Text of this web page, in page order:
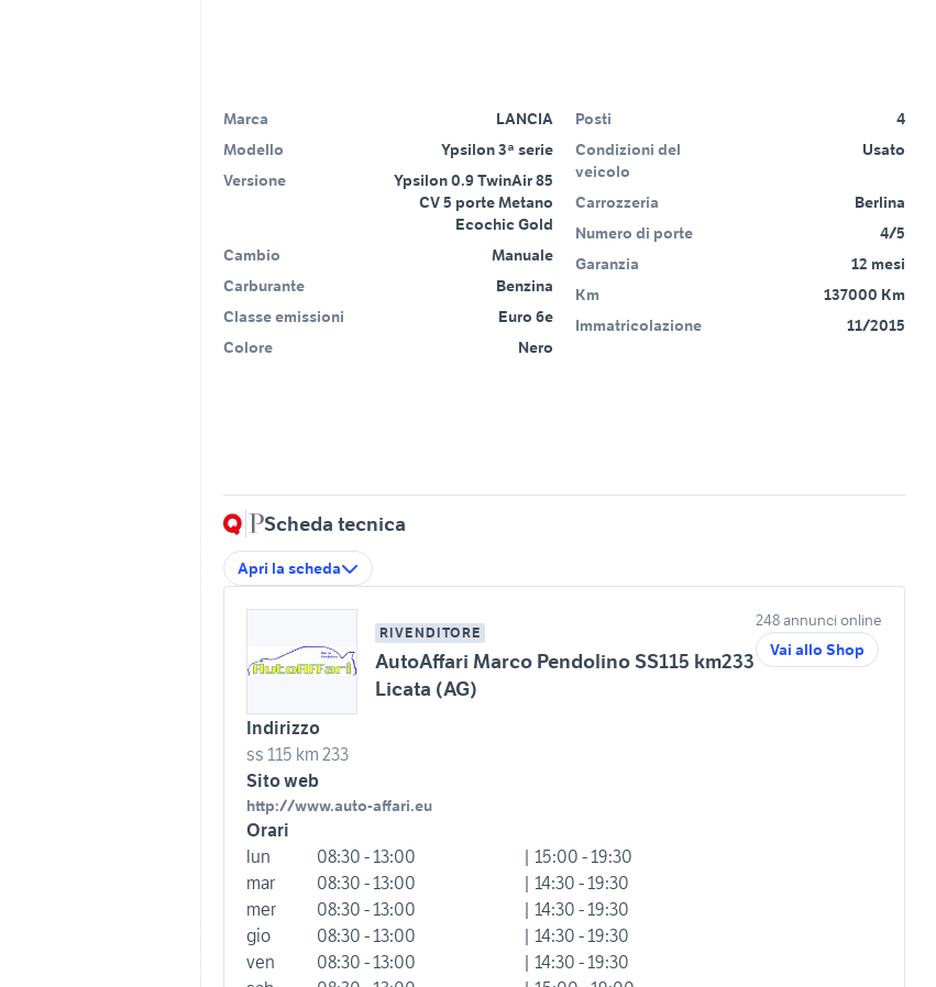
Marca
LANCIA
Modello
Ypsilon 3ª serie
Versione
Ypsilon 0.9 TwinAir 85
CV 5 porte Metano
Ecochic Gold
Cambio
Manuale
Carburante
Benzina
Classe emissioni
Euro 6e
Colore
Nero
Posti
4
Condizioni del
veicolo
Usato
Carrozzeria
Berlina
Numero di porte
4/5
Garanzia
12 mesi
Km
137000 Km
Immatricolazione
11/2015
Scheda tecnica
Apri la scheda
RIVENDITORE
AutoAffari Marco Pendolino SS115 km233
Licata (AG)
Indirizzo
ss 115 km 233
Sito web
http://www.auto-affari.eu
Orari
lun
08:30 - 13:00
| 15:00 - 19:30
mar
08:30 - 13:00
| 14:30 - 19:30
mer
08:30 - 13:00
| 14:30 - 19:30
gio
08:30 - 13:00
| 14:30 - 19:30
ven
08:30 - 13:00
| 14:30 - 19:30
248 annunci online
Vai allo Shop